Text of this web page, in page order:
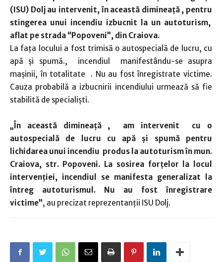
(ISU) Dolj au intervenit, în această dimineață , pentru
stingerea unui incendiu izbucnit la un autoturism,
aflat pe strada “Popoveni”, din Craiova.
La fața locului a fost trimisă o autospecială de lucru, cu
apă și spumă., incendiul manifestându-se asupra
maşinii, în totalitate . Nu au fost înregistrate victime.
Cauza probabilă a izbucnirii incendiului urmează să fie
stabilită de specialiști.
„În această dimineață , am intervenit cu o
autospecială de lucru cu apă și spumă pentru
lichidarea unui incendiu produs la autoturism în mun.
Craiova, str. Popoveni. La sosirea forțelor la locul
intervenției, incendiul se manifesta generalizat la
întreg autoturismul. Nu au fost înregistrare
victime”, au precizat reprezentanţii ISU Dolj.